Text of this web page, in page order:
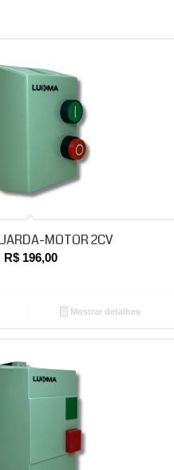
MOTOR 2CV
R$ 196,00
Mostrar detalhes